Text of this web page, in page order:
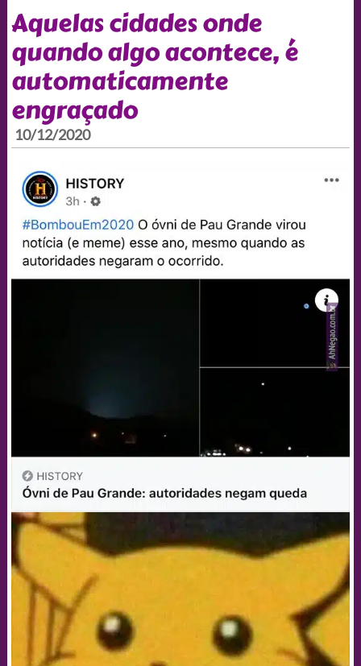
Aquelas cidades onde
quando algo acontece, é
automaticamente
engraçado
10/12/2020